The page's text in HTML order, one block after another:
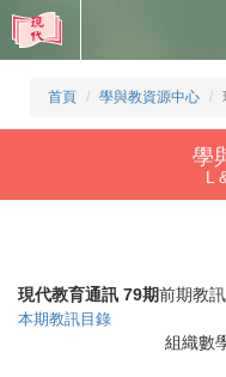
首頁 學與教資源中心
學
L
現代教育通訊 79期前期教訊
本期教訊目錄
組織數